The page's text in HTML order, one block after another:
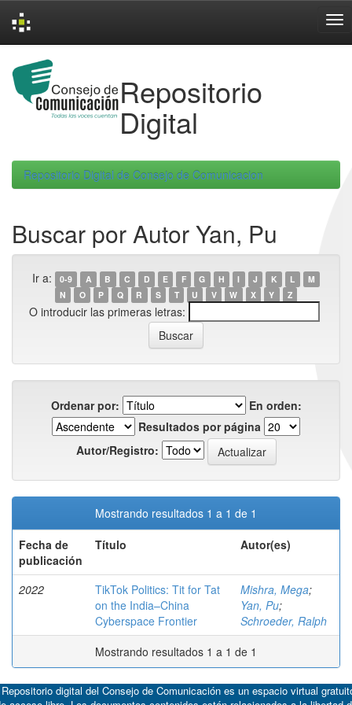
navigation
Repositorio
Digital
Repositorio Digital de Consejo de Comunicacion
Buscar por Autor Yan, Pu
Ir a: 0-9 A B C D E F G H I J K L
M
N
O P Q R S T U V W X Y Z
O introducir las primeras letras:
Ordenar por:
En orden:
Resultados por página
Autor/Registro:
Mostrando resultados 1 a 1 de 1
Fecha de
publicación
Título Autor(es)
2022
TikTok Politics: Tit for Tat
on the India–China
Cyberspace Frontier
Mishra, Mega;
Yan, Pu;
Schroeder, Ralph
Mostrando resultados 1 a 1 de 1
digital del Consejo de Comunicación es un espacio virtual